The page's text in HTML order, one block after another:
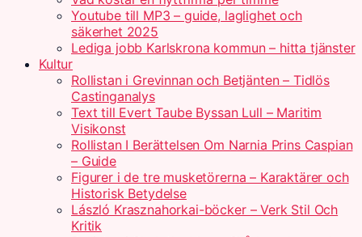
Youtube till MP3 – guide, laglighet och
säkerhet 2025
Lediga jobb Karlskrona kommun – hitta tjänster
Kultur
Rollistan i Grevinnan och Betjänten – Tidlös
Castinganalys
Text till Evert Taube Byssan Lull – Maritim
Visikonst
Rollistan I Berättelsen Om Narnia Prins Caspian
– Guide
Figurer i de tre musketörerna – Karaktärer och
Historisk Betydelse
László Krasznahorkai-böcker – Verk Stil Och
Kritik